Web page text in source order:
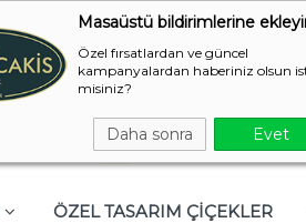
Masaüstü bildirimlerine
Özel fırsatlardan ve güncel
kampanyalardan haberiniz olsun
misiniz?
Daha sonra Evet
ÖZEL TASARIM ÇİÇEKLER